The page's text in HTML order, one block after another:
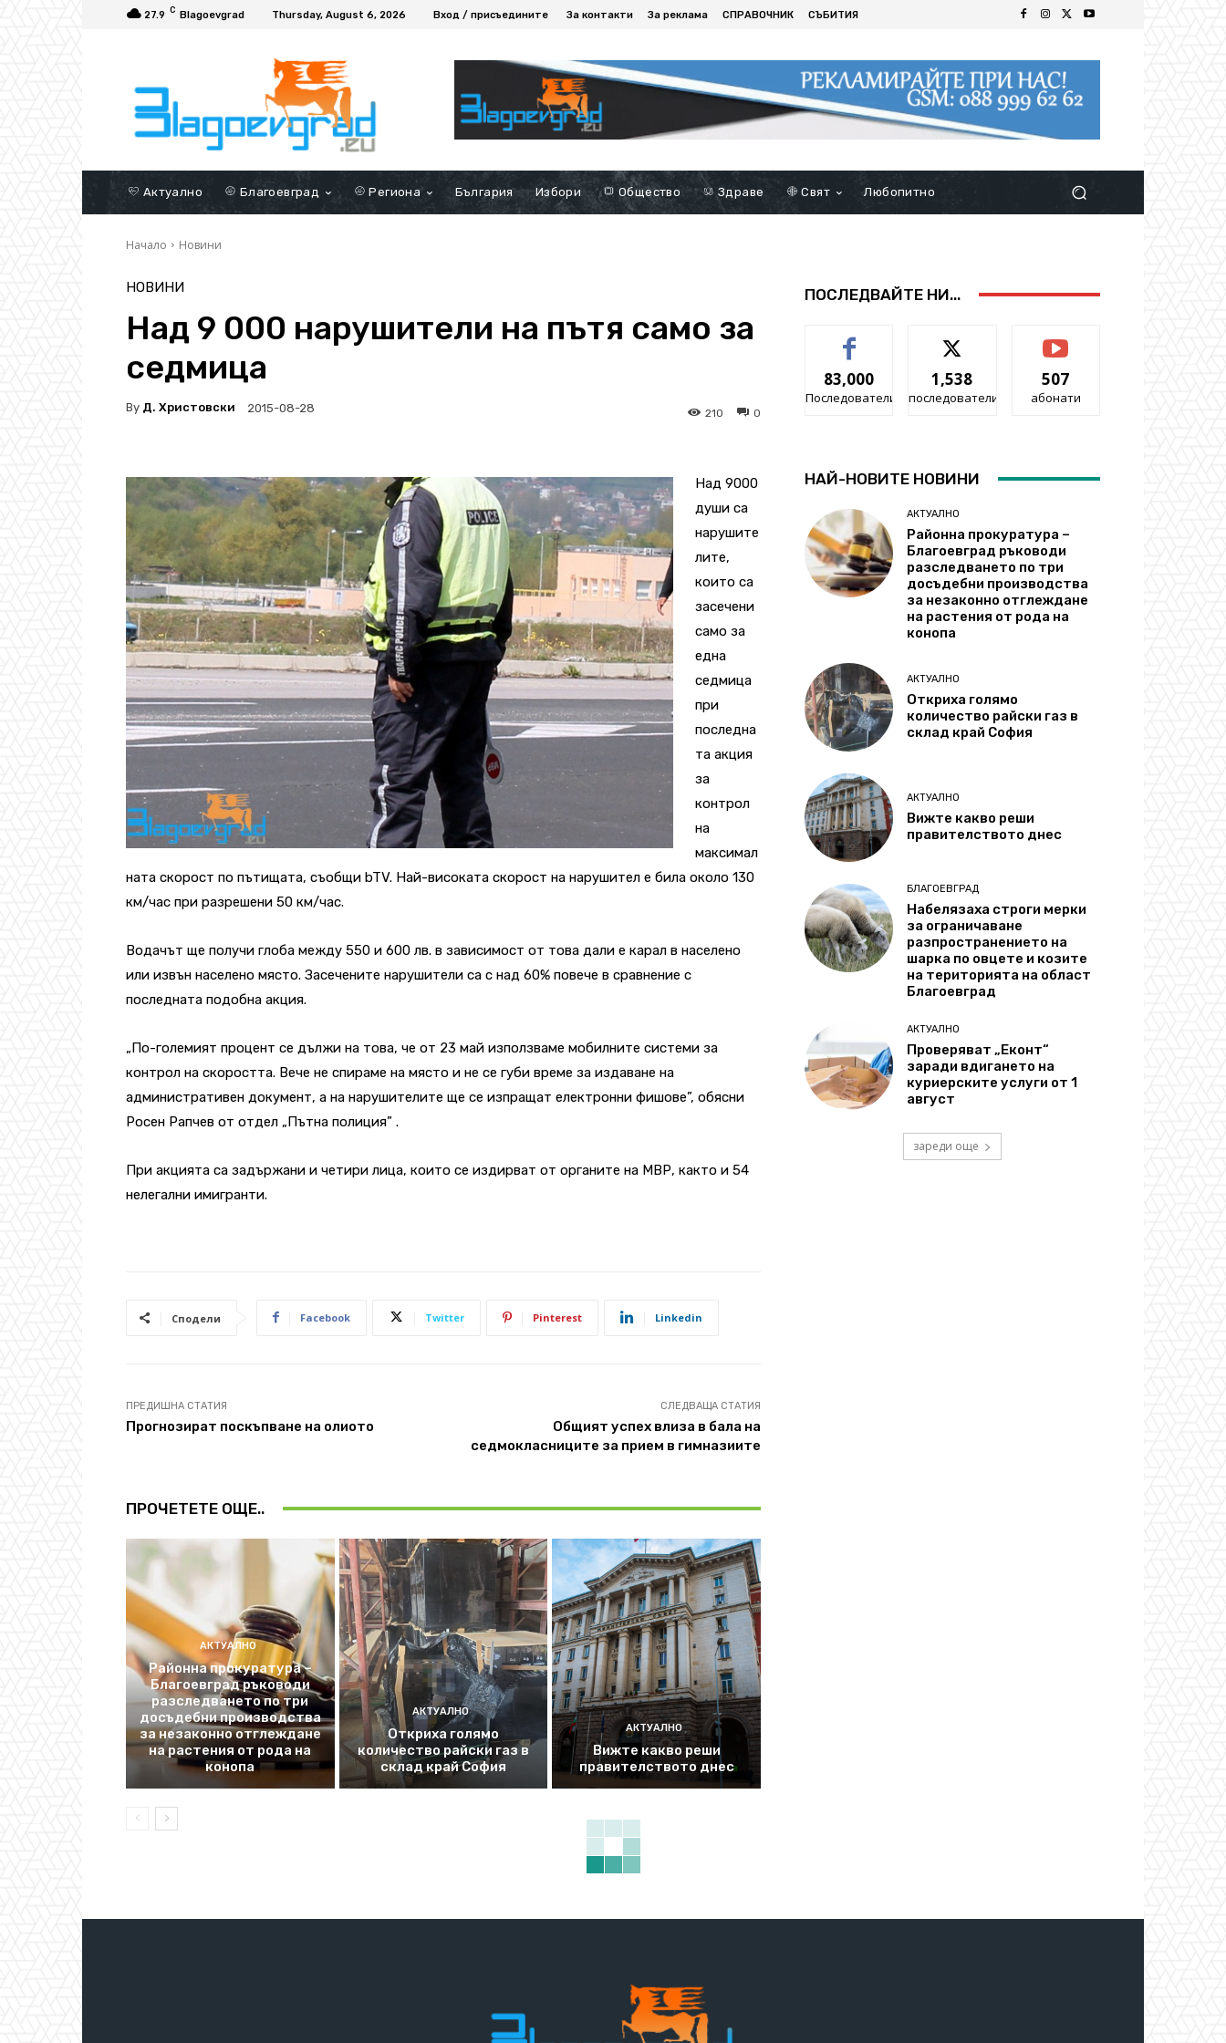
27.9 C Blagoevgrad Thursday, August 6, 2026 Вход / присъедините За контакти За реклама СПРАВОЧНИК СЪБИТИЯ
Актуално Благоевград Региона България Избори Общество Здраве Свят Любопитно
Начало Новини
НОВИНИ
Над 9 000 нарушители на пътя само за
седмица
By Д. Христовски 2015-08-28 0
210
Над 9000
души са
нарушите
лите,
които са
засечени
само за
една
седмица
при
последна
та акция
за
контрол
на
максимал
ната скорост по пътищата, съобщи bTV. Най-високата скорост на нарушител е била около 130
км/час при разрешени 50 км/час.
Водачът ще получи глоба между 550 и 600 лв. в зависимост от това дали е карал в населено
или извън населено място. Засечените нарушители са с над 60% повече в сравнение с
последната подобна акция.
„По-големият процент се дължи на това, че от 23 май използваме мобилните системи за
контрол на скоростта. Вече не спираме на място и не се губи време за издаване на
административен документ, а на нарушителите ще се изпращат електронни фишове”, обясни
Росен Рапчев от отдел „Пътна полиция” .
При акцията са задържани и четири лица, които се издирват от органите на МВР, както и 54
нелегални имигранти.
Сподели Facebook Twitter Pinterest Linkedin
ПРЕДИШНА СТАТИЯ
Прогнозират поскъпване на олиото
СЛЕДВАЩА СТАТИЯ
Общият успех влиза в бала на
седмокласниците за прием в гимназиите
ПРОЧЕТЕТЕ ОЩЕ..
АКТУАЛНО
Районна прокуратура –
Благоевград ръководи
разследването по три
досъдебни производства
за незаконно отглеждане
на растения от рода на
конопа
АКТУАЛНО
Откриха голямо
количество райски газ в
склад край София
АКТУАЛНО
Вижте какво реши
правителството днес
ПОСЛЕДВАЙТЕ НИ...
83,000
Последователи
1,538
последователи
507
абонати
НАЙ-НОВИТЕ НОВИНИ
АКТУАЛНО
Районна прокуратура –
Благоевград ръководи
разследването по три
досъдебни производства
за незаконно отглеждане
на растения от рода на
конопа
АКТУАЛНО
Откриха голямо
количество райски газ в
склад край София
АКТУАЛНО
Вижте какво реши
правителството днес
БЛАГОЕВГРАД
Набелязаха строги мерки
за ограничаване
разпространението на
шарка по овцете и козите
на територията на област
Благоевград
АКТУАЛНО
Проверяват „Еконт“
заради вдигането на
куриерските услуги от 1
август
зареди още